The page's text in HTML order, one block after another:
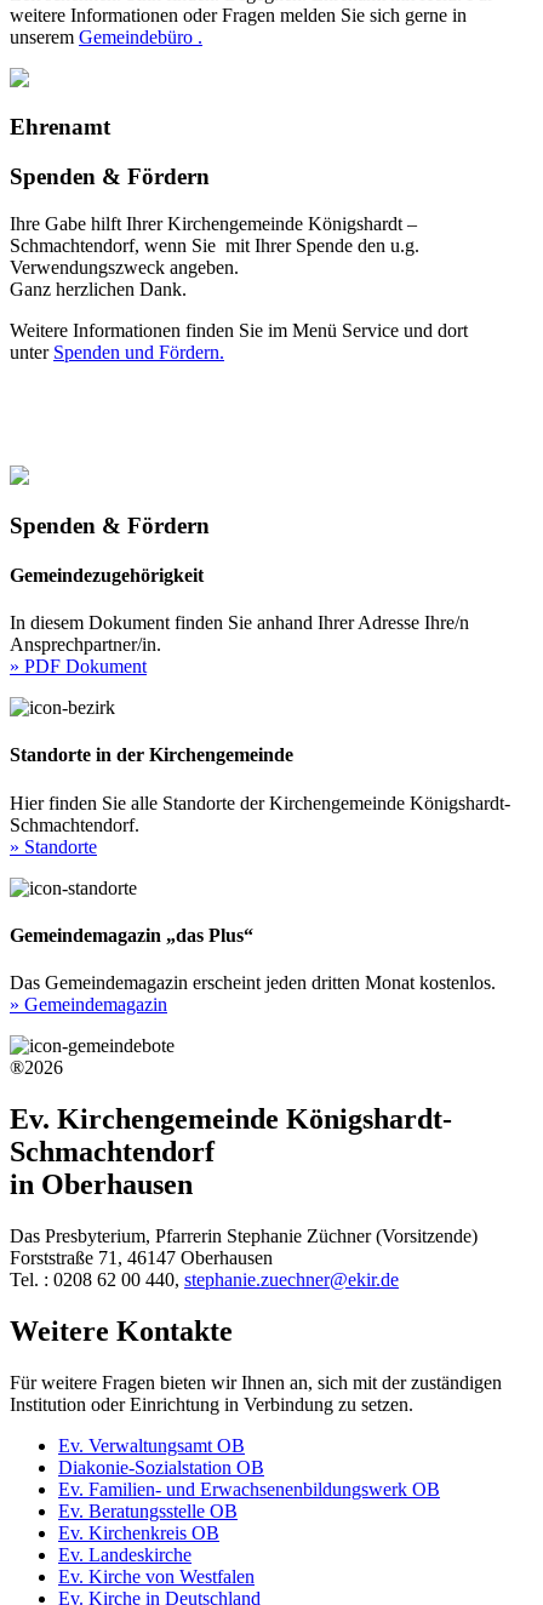
weitere Informationen oder Fragen melden Sie sich gerne in
unserem Gemeindebüro .
Ehrenamt
Spenden & Fördern
Ihre Gabe hilft Ihrer Kirchengemeinde Königshardt –
Schmachtendorf, wenn Sie mit Ihrer Spende den u.g.
Verwendungszweck angeben.
Ganz herzlichen Dank.
Weitere Informationen finden Sie im Menü Service und dort
unter Spenden und Fördern.
Spenden & Fördern
Gemeindezugehörigkeit
In diesem Dokument finden Sie anhand Ihrer Adresse Ihre/n
Ansprechpartner/in.
» PDF Dokument
Standorte in der Kirchengemeinde
Hier finden Sie alle Standorte der Kirchengemeinde Königshardt-
Schmachtendorf.
» Standorte
Gemeindemagazin „das Plus“
Das Gemeindemagazin erscheint jeden dritten Monat kostenlos.
» Gemeindemagazin
®2026
Ev. Kirchengemeinde Königshardt-
Schmachtendorf
in Oberhausen
Das Presbyterium, Pfarrerin Stephanie Züchner (Vorsitzende)
Forststraße 71, 46147 Oberhausen
Tel. : 0208 62 00 440, stephanie.zuechner@ekir.de
Weitere Kontakte
Für weitere Fragen bieten wir Ihnen an, sich mit der zuständigen
Institution oder Einrichtung in Verbindung zu setzen.
Ev. Verwaltungsamt OB
Diakonie-Sozialstation OB
Ev. Familien- und Erwachsenenbildungswerk OB
Ev. Beratungsstelle OB
Ev. Kirchenkreis OB
Ev. Landeskirche
Ev. Kirche von Westfalen
Ev. Kirche in Deutschland